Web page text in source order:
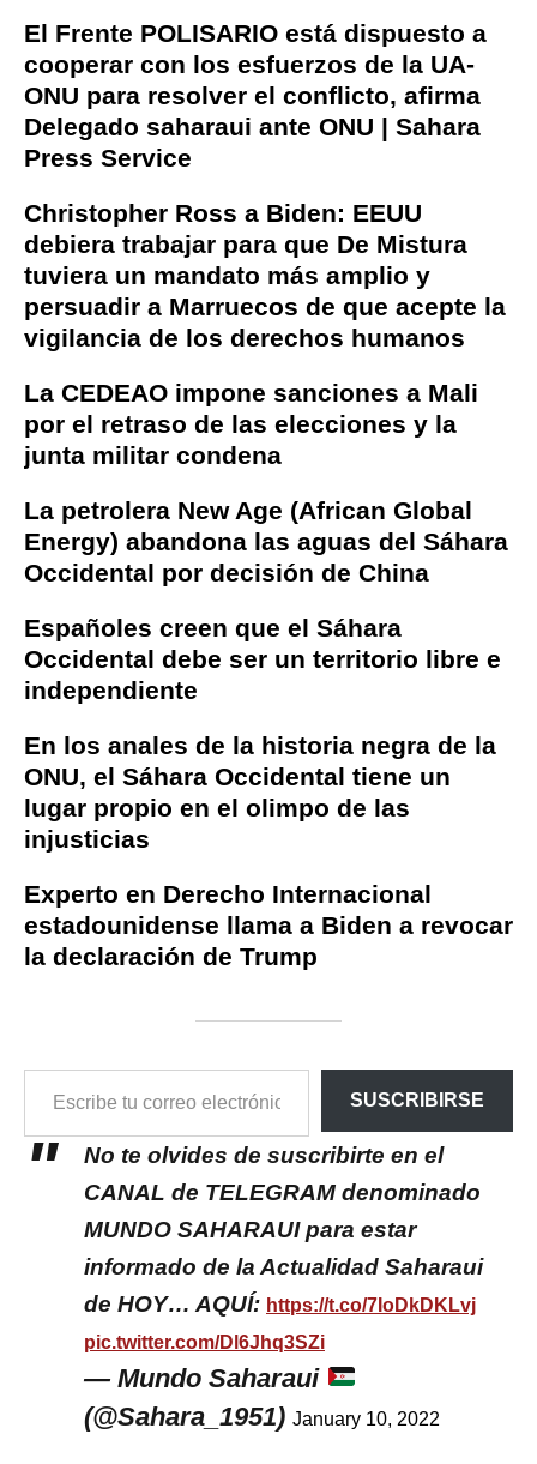
El Frente POLISARIO está dispuesto a
cooperar con los esfuerzos de la UA-
ONU para resolver el conflicto, afirma
Delegado saharaui ante ONU | Sahara
Press Service
Christopher Ross a Biden: EEUU
debiera trabajar para que De Mistura
tuviera un mandato más amplio y
persuadir a Marruecos de que acepte la
vigilancia de los derechos humanos
La CEDEAO impone sanciones a Mali
por el retraso de las elecciones y la
junta militar condena
La petrolera New Age (African Global
Energy) abandona las aguas del Sáhara
Occidental por decisión de China
Españoles creen que el Sáhara
Occidental debe ser un territorio libre e
independiente
En los anales de la historia negra de la
ONU, el Sáhara Occidental tiene un
lugar propio en el olimpo de las
injusticias
Experto en Derecho Internacional
estadounidense llama a Biden a revocar
la declaración de Trump
ELECTRÓNICO…
SUSCRIBIRSE
No te olvides de suscribirte en el
CANAL de TELEGRAM denominado
MUNDO SAHARAUI para estar
informado de la Actualidad Saharaui
de HOY… AQUÍ: https://t.co/7IoDkDKLvj
pic.twitter.com/Dl6Jhq3SZi
— Mundo Saharaui
(@Sahara_1951) January 10, 2022